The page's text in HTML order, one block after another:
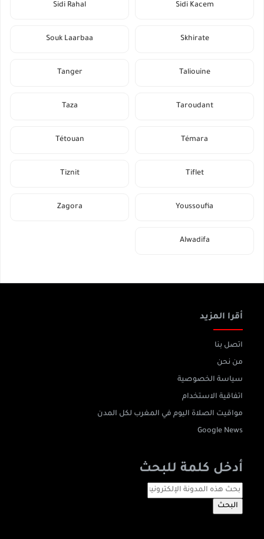
Sidi Kacem
Sidi Rahal
Skhirate
Souk Laarbaa
Taliouine
Tanger
Taroudant
Taza
Témara
Tétouan
Tiflet
Tiznit
Youssoufia
Zagora
Alwadifa
أقرا المزيد
اتصل بنا
من نحن
سياسة الخصوصية
اتفاقية الاستخدام
مواقيت الصلاة اليوم في المغرب لكل المدن
Google News
أدخل كلمة للبحث